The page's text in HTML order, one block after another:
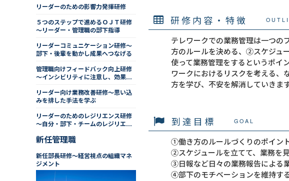
研修内容・特徴
テレワークでの業務管理は一つの
方のルールを決める、②スケジュ
使って業務管理をするというポイ
ワークにおけるリスクを考える、
方を学び、不安を解消していきます
到達目標 GOAL
①働き方のルールづくりのポイン
②スケジュールを立てて、業務を
③日報など日々の業務報告による
④部下のモチベーションを維持す
リーダーのための影響力発揮研修
５つのステップで進めるＯＪＴ研修
～リーダー・管理職の部下指導
リーダーコミュニケーション研修～
部下・後輩を動かし成果へつなげる
管理職向けフィードバック向上研修
～インシビリティに注意し、効果的
リーダー向け業務改善研修～思い込
みを排した手法を学ぶ
リーダーのためのレジリエンス研修
～自分・部下・チームのレジリエン
新任管理職
新任部長研修～経営視点の組織マネ
ジメント